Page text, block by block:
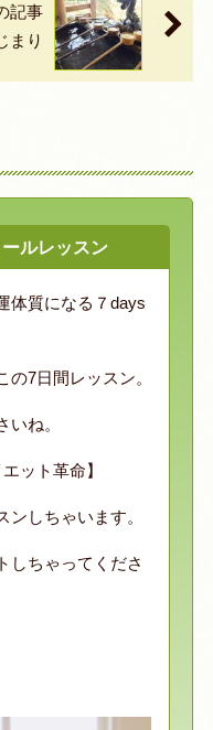
記事
まり
ルレッスン
体質になる７days
7日間レッスン。
ね。
ット革命】
しちゃいます。
しちゃってくださ